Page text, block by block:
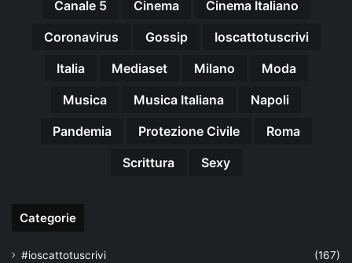
Canale 5 Cinema
Cinema Italiano
Coronavirus
Gossip
Ioscattotuscrivi
Italia
Mediaset Milano
Moda
Musica
Musica Italiana
Napoli
Pandemia
Protezione Civile
Roma
Scrittura
Sexy
Categorie
#ioscattotuscrivi
(167)